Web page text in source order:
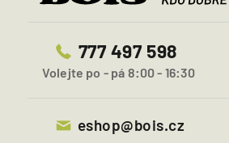
777 497 598
Volejte po - pá 8:00 - 16:30
eshop@bois.cz